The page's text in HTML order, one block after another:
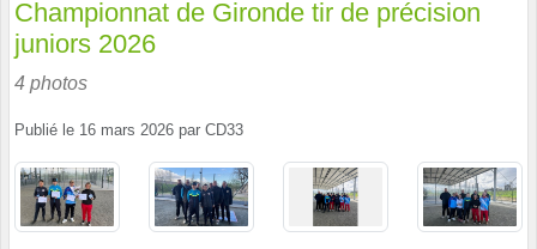
Championnat de Gironde tir de précision
juniors 2026
4 photos
Publié le 16 mars 2026 par CD33